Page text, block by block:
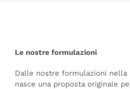
Le nostre formulazioni
Dalle nostre formulazioni nella
nasce una proposta originale